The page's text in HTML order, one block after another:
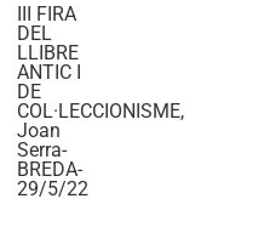
III FIRA
DEL
LLIBRE
ANTIC I
DE
COL·LECCIONISME,
Joan
Serra-
BREDA-
29/5/22